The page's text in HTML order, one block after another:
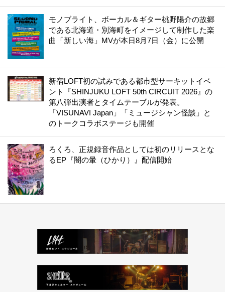
モノブライト、ボーカル＆ギター桃野陽介の故郷
である北海道・別海町をイメージして制作した楽
曲「新しい海」MVが本日8月7日（金）に公開
新宿LOFT初の試みである都市型サーキットイベ
ント『SHINJUKU LOFT 50th CIRCUIT 2026』の
第八弾出演者とタイムテーブルが発表。
「VISUNAVI Japan」「ミュージシャン怪談」と
のトークコラボステージも開催
ろくろ、正規録音作品としては初のリリースとな
るEP『闇の暈（ひかり）』配信開始